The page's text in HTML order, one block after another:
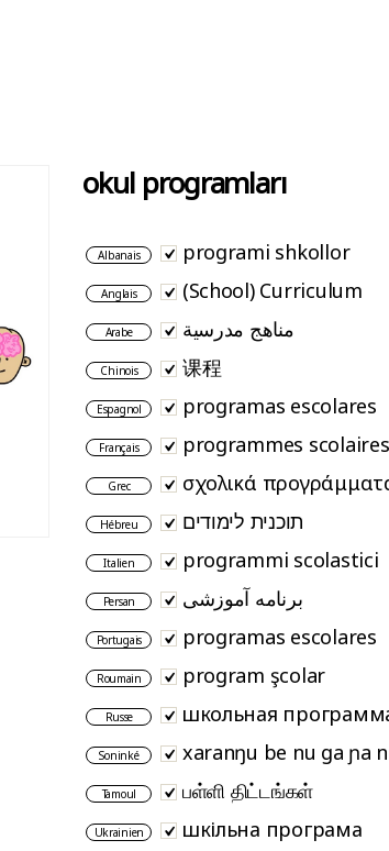
okul programları
Albanais programi shkollor
Anglais (School) Curriculum
Arabe مناهج مدرسية
Chinois 课程
Espagnol programas escolares
Français programmes scolaires
Grec σχολικά
Hébreu תוכנית לימודים
Italien programmi scolastici
Persan برنامه آموزشی
Portugais programas escolares
Roumain program şcolar
Russe школьная
Soninké xaranŋu be nu ga ɲa
Tamoul பள்ளி திட்டங்கள்
Ukrainien шкільна програма